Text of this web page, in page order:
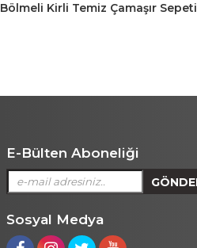
Bölmeli Kirli Temiz Çamaşır Sepeti
E-Bülten Aboneliği
Sosyal Medya